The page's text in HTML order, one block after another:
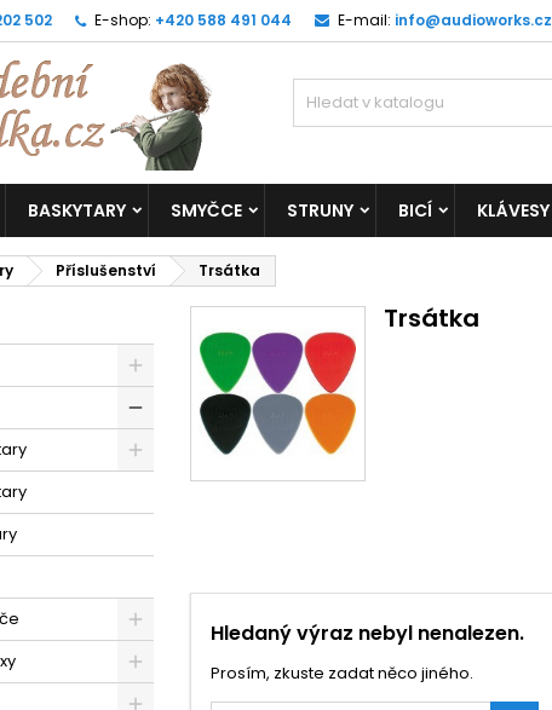
502 E-shop: +420 588 491 044 E-mail: info@audioworks.cz
BASKYTARY SMYČCE STRUNY BICÍ KLÁVESY
Příslušenství Trsátka
Trsátka
Hledaný výraz nebyl nenalezen.
Prosím, zkuste zadat něco jiného.